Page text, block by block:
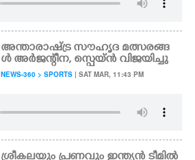
അന്താരാഷ്ട്ര സൗഹൃദ മത്സരങ്ങ
ൾ അർജന്റീന, സ്പെയ്ൻ വിജയിച്ചു
NEWS-360 > SPORTS | SAT MAR, 11:43 PM
ശ്രീകലയും പ്രണവും ഇന്ത്യൻ ടീമിൽ